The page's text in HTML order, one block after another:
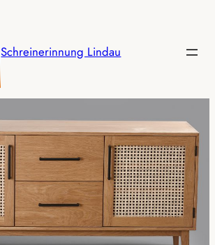
Schreinerinnung Lindau